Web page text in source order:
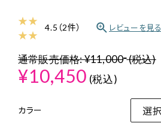
★ ★
★ ★
4.5（2件） レビューを見る
通常販売価格:¥11,000 (税込)
¥10,450 (税込)
カラー